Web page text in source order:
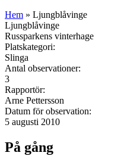
Hem » Ljungblåvinge
Ljungblåvinge
Russparkens vinterhage
Platskategori:
Slinga
Antal observationer:
3
Rapportör:
Arne Pettersson
Datum för observation:
5 augusti 2010
På gång